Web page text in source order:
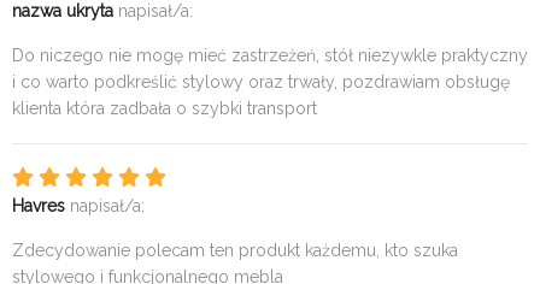
nazwa ukryta napisał/a:
Do niczego nie mogę mieć zastrzeżeń, stół niezywkle praktyczny
i co warto podkreślić stylowy oraz trwały, pozdrawiam obsługę
klienta która zadbała o szybki transport
Havres napisał/a:
Zdecydowanie polecam ten produkt każdemu, kto szuka
stylowego i funkcjonalnego mebla